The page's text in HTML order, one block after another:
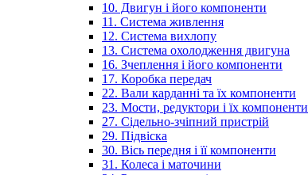
10. Двигун і його компоненти
11. Система живлення
12. Система вихлопу
13. Система охолодження двигуна
16. Зчеплення і його компоненти
17. Коробка передач
22. Вали карданні та їх компоненти
23. Мости, редуктори і їх компоненти
27. Сідельно-зчіпний пристрій
29. Підвіска
30. Вісь передня і її компоненти
31. Колеса і маточини